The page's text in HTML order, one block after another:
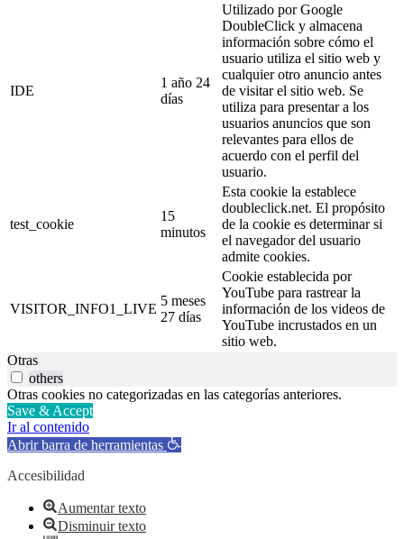
IDE
1 año 24
días
Utilizado por Google
DoubleClick y almacena
información sobre cómo el
usuario utiliza el sitio web y
cualquier otro anuncio antes
de visitar el sitio web. Se
utiliza para presentar a los
usuarios anuncios que son
relevantes para ellos de
acuerdo con el perfil del
usuario.
test_cookie
15
minutos
Esta cookie la establece
doubleclick.net. El propósito
de la cookie es determinar si
el navegador del usuario
admite cookies.
VISITOR_INFO1_LIVE
5 meses
27 días
Cookie establecida por
YouTube para rastrear la
información de los videos de
YouTube incrustados en un
sitio web.
Otras
others
Otras cookies no categorizadas en las categorías anteriores.
Save & Accept
Ir al contenido
Abrir barra de herramientas
Accesibilidad
Aumentar texto
Disminuir texto